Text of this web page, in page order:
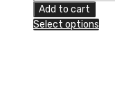
Reborn
MV3
Add to cart
Select options